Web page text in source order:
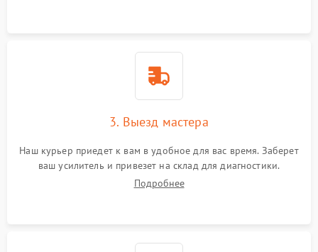
3. Выезд мастера
Наш курьер приедет к вам в удобное для вас время. Заберет
ваш усилитель и привезет на склад для диагностики.
Подробнее